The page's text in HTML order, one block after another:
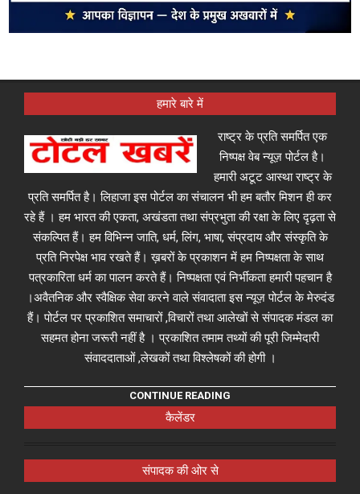
हमारे बारे में
राष्ट्र के प्रति समर्पित एक
निष्पक्ष वेब न्यूज़ पोर्टल है।
हमारी अटूट आस्था राष्ट्र के
प्रति समर्पित है। लिहाजा इस पोर्टल का संचालन भी हम बतौर मिशन ही कर
रहे हैं । हम भारत की एकता, अखंडता तथा संप्रभुता की रक्षा के लिए दृढ़ता से
संकल्पित हैं। हम विभिन्न जाति, धर्म, लिंग, भाषा, संप्रदाय और संस्कृति के
प्रति निरपेक्ष भाव रखते हैं। ख़बरों के प्रकाशन में हम निष्पक्षता के साथ
पत्रकारिता धर्म का पालन करते हैं। निष्पक्षता एवं निर्भीकता हमारी पहचान है
।अवैतनिक और स्वैक्षिक सेवा करने वाले संवादाता इस न्यूज़ पोर्टल के मेरुदंड
हैं। पोर्टल पर प्रकाशित समाचारों ,विचारों तथा आलेखों से संपादक मंडल का
सहमत होना जरूरी नहीं है । प्रकाशित तमाम तथ्यों की पूरी जिम्मेदारी
संवाददाताओं ,लेखकों तथा विश्लेषकों की होगी ।
CONTINUE READING
कैलेंडर
संपादक की ओर से